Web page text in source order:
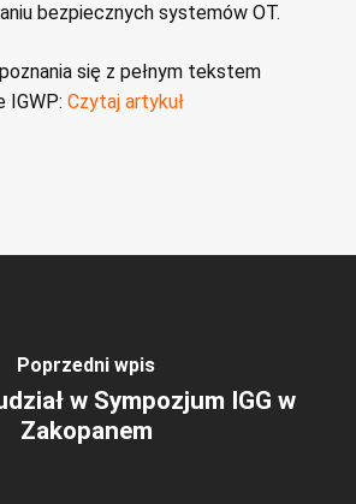
bezpiecznych systemów OT.
się z pełnym tekstem
IGWP: Czytaj artykuł
Poprzedni wpis
w Sympozjum IGG w
Zakopanem